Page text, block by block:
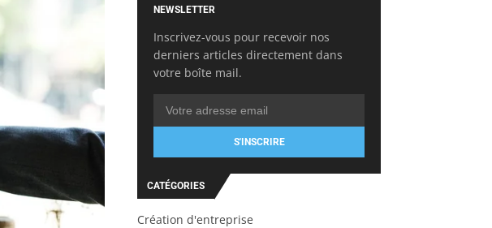
NEWSLETTER
Inscrivez-vous pour recevoir nos
derniers articles directement dans
votre boîte mail.
S'INSCRIRE
CATÉGORIES
Création d'entreprise